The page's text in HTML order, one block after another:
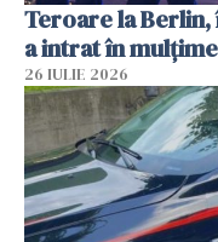
Teroare la
a intrat în
26 IULIE 2026